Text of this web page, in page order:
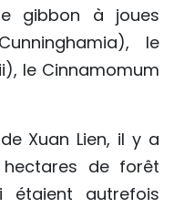
gibbon à joues
le
le Cinnamomum
Xuan Lien, il y a
hectares de forêt
étaient autrefois